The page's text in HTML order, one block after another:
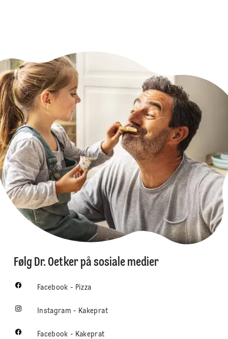
Følg Dr. Oetker på sosiale medier
Facebook - Pizza
Instagram - Kakeprat
Facebook - Kakeprat